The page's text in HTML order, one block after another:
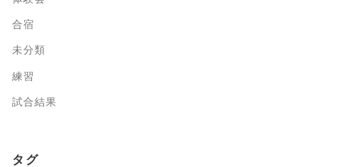
合宿
未分類
練習
試合結果
タグ